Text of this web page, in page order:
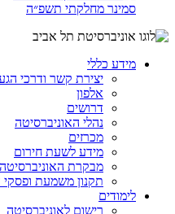
סמינר מחלקתי תשפ״ה
מידע כללי
יצירת קשר ודרכי
אלפון
דרושים
נהלי האוניברסיטה
מכרזים
מידע לשעת חירום
מבקרת האוניברסיטה
תקנון משמעת ופסקי
לימודים
רישום לאוניברסיטה